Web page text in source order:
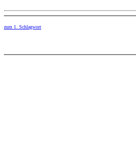
zum 1. Schlagwort